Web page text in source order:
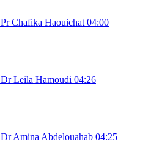
Pr Chafika Haouichat 04:00
Dr Leila Hamoudi 04:26
Dr Amina Abdelouahab 04:25